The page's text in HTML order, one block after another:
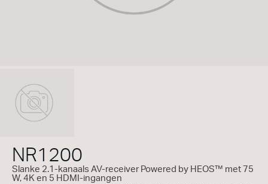
NR1200
Slanke 2.1-kanaals AV-receiver Powered by HEOS™ met 75
W, 4K en 5 HDMI-ingangen